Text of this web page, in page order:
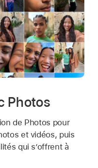
Photos
de Photos pour
et vidéos, puis
qui s’offrent à